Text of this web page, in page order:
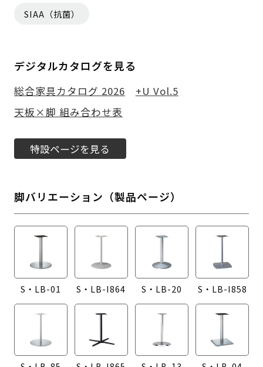
SIAA（抗菌）
デジタルカタログを見る
総合家具カタログ 2026
+U Vol.5
天板×脚 組み合わせ表
特設ページを見る
脚バリエーション（製品ページ）
S・LB-01 S・LB-I864 S・LB-20 S・LB-I858